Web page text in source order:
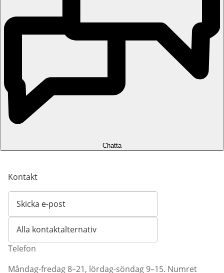
Chatta
Kontakt
Skicka e-post
Öppnar e-postklient
Alla kontaktalternativ
Telefon
Måndag-fredag 8–21, lördag-söndag 9–15. Numret